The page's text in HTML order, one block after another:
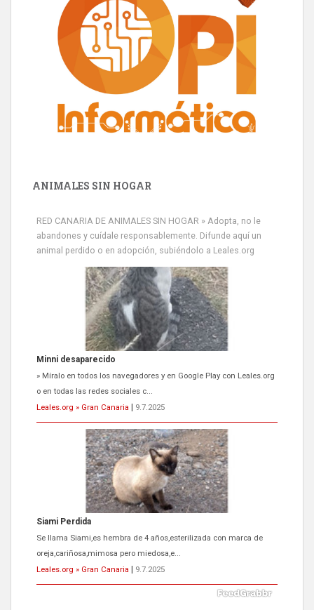
ANIMALES SIN HOGAR
RED CANARIA DE ANIMALES SIN HOGAR » Adopta, no le
abandones y cuídale responsablemente. Difunde aquí un
animal perdido o en adopción, subiéndolo a Leales.org
Minni desaparecido
» Míralo en todos los navegadores y en Google Play con Leales.org
o en todas las redes sociales c...
Leales.org » Gran Canaria
9.7.2025
Siami Perdida
Se llama Siami,es hembra de 4 años,esterilizada con marca de
oreja,cariñosa,mimosa pero miedosa,e...
Leales.org » Gran Canaria
9.7.2025